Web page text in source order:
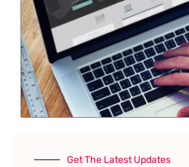
Get The Latest Updates